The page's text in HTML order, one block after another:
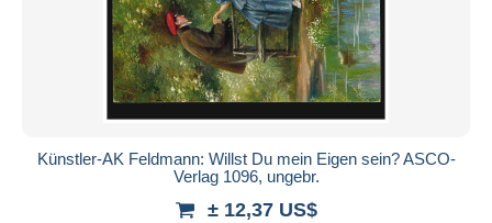
Künstler-AK Feldmann: Willst Du mein Eigen sein? ASCO-
Verlag 1096, ungebr.
± 12,37 US$